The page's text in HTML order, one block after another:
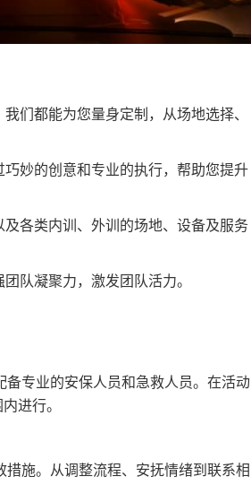
们都能为您量身定制，从场地选择、
妙的创意和专业的执行，帮助您提升
各类内训、外训的场地、设备及服务
队凝聚力，激发团队活力。
专业的安保人员和急救人员。在活动
进行。
施。从调整流程、安抚情绪到联系相